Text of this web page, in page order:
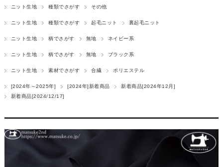
ニット生地 種類でさがす その他
ニット生地 種類でさがす 起毛ニット 裏起毛ニット
ニット生地 柄でさがす 無地 ネイビー系
ニット生地 柄でさがす 無地 ブラック系
ニット生地 素材でさがす 合繊 ポリエステル
[2024年～2025年] [2024年]新着商品
新着商品[2024年12月]
新着商品[2024/12/17]